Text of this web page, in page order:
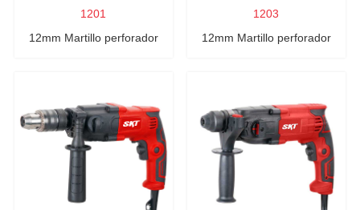
1201
12mm Martillo perforador
1203
12mm Martillo perforador